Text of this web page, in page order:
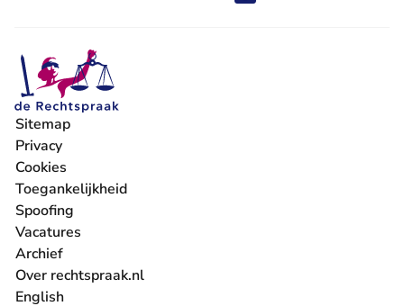
Sitemap
Privacy
Cookies
Toegankelijkheid
Spoofing
Vacatures
- U verlaat Rechtspraak.nl
Archief
Over rechtspraak.nl
English